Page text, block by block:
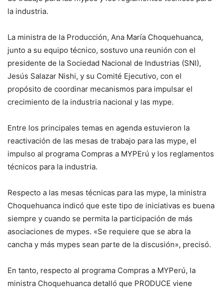
la industria.
La ministra de la Producción, Ana María Choquehuanca,
junto a su equipo técnico, sostuvo una reunión con el
presidente de la Sociedad Nacional de Industrias (SNI),
Jesús Salazar Nishi, y su Comité Ejecutivo, con el
propósito de coordinar mecanismos para impulsar el
crecimiento de la industria nacional y las mype.
Entre los principales temas en agenda estuvieron la
reactivación de las mesas de trabajo para las mype, el
impulso al programa Compras a MYPErú y los reglamentos
técnicos para la industria.
Respecto a las mesas técnicas para las mype, la ministra
Choquehuanca indicó que este tipo de iniciativas es buena
siempre y cuando se permita la participación de más
asociaciones de mypes. «Se requiere que se abra la
cancha y más mypes sean parte de la discusión», precisó.
En tanto, respecto al programa Compras a MYPerú, la
ministra Choquehuanca detalló que PRODUCE viene